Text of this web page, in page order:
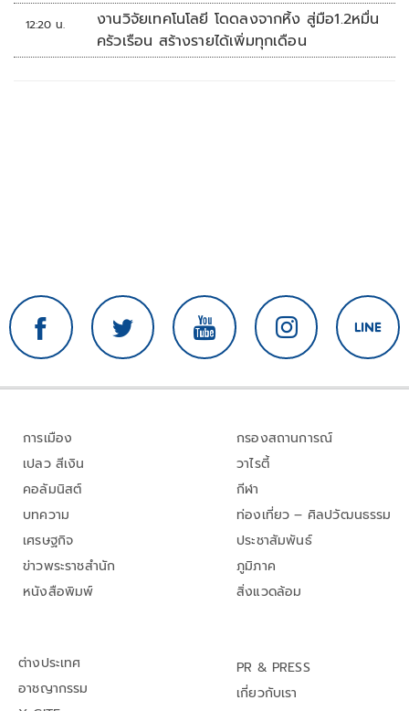
12:20 น.
งานวิจัยเทคโนโลยี โดดลงจากหิ้ง สู่มือ1.2หมื่น
ครัวเรือน สร้างรายได้เพิ่มทุกเดือน
การเมือง
เปลว สีเงิน
คอลัมนิสต์
บทความ
เศรษฐกิจ
ข่าวพระราชสำนัก
หนังสือพิมพ์
กรองสถานการณ์
วาไรตี้
กีฬา
ท่องเที่ยว – ศิลปวัฒนธรรม
ประชาสัมพันธ์
ภูมิภาค
สิ่งแวดล้อม
ต่างประเทศ
อาชญากรรม
PR & PRESS
เกี่ยวกับเรา